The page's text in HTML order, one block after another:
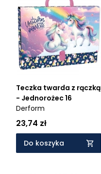
Teczka twarda z rączką
- Jednorożec 16
Derform
23,74 zł
Do koszyka